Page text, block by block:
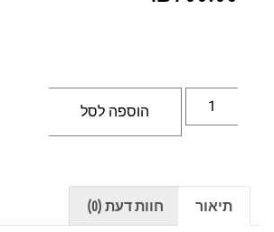
הוספה לסל
תיאור חוות דעת (0)